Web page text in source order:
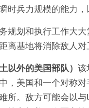
时兵力规模的能力
规划和执行工作大
离基地将消除敌人
以外的美国部队） 该
，美国和一个对称
所。敌方可能会以